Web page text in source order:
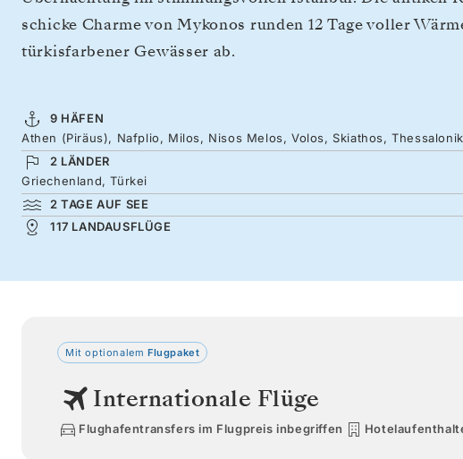
schicke Charme von Mykonos runden 12 Tage voller
türkisfarbener Gewässer ab.
9 HÄFEN
Athen (Piräus), Nafplio, Milos, Nisos Melos, Volos, Skiathos,
2 LÄNDER
Griechenland, Türkei
2 TAGE AUF SEE
117 LANDAUSFLÜGE
Mit optionalem Flugpaket
Internationale Flüge
Flughafentransfers im Flugpreis inbegriffen